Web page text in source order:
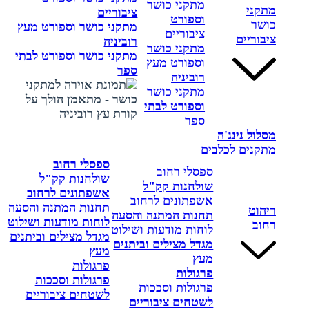
מתקני
כושר
ציבוריים
מתקני כושר
וספורט
ציבוריים
מתקני כושר
וספורט מעץ
רוביניה
מתקני כושר
וספורט לבתי
ספר
ציבוריים
מתקני כושר וספורט מעץ
רוביניה
מתקני כושר וספורט לבתי
ספר
מסלול נינג'ה
מתקנים לכלבים
ריהוט
רחוב
ספסלי רחוב
שולחנות קק"ל
אשפתונים לרחוב
תחנות המתנה והסעה
לוחות מודעות ושילוט
מגדל מצילים וביתנים
מעץ
פרגולות
פרגולות וסככות
לשטחים ציבוריים
ספסלי רחוב
שולחנות קק"ל
אשפתונים לרחוב
תחנות המתנה והסעה
לוחות מודעות ושילוט
מגדל מצילים וביתנים
מעץ
פרגולות
פרגולות וסככות
לשטחים ציבוריים